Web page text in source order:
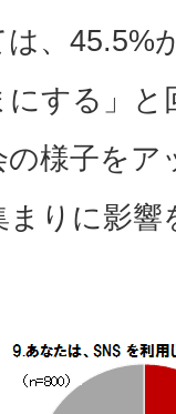
、45.5%
にする」
様子を
りに影